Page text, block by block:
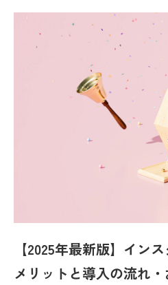
【2025年最新版】イン
メリットと導入の流れ